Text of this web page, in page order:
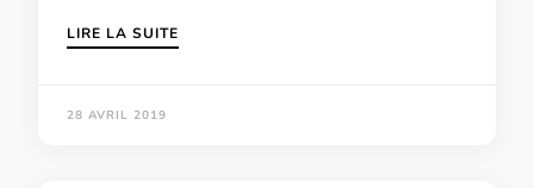
LIRE LA SUITE
28 AVRIL 2019